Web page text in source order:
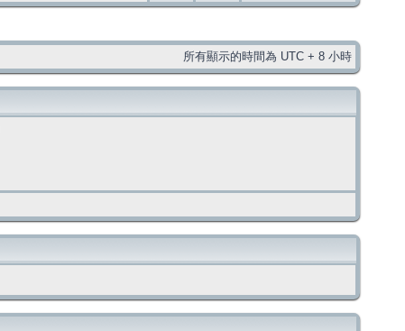
所有顯示的時間為 UTC + 8 小時